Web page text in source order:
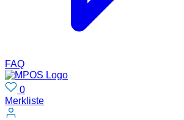
FAQ
0
Merkliste